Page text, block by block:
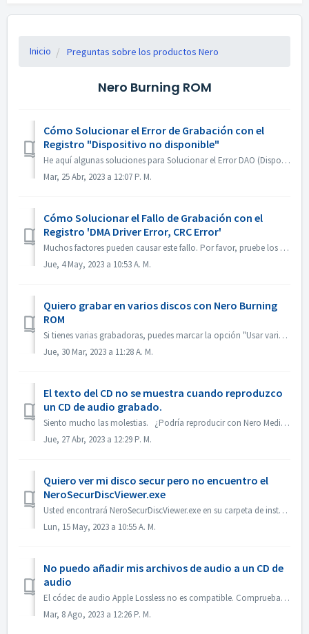
Inicio Preguntas sobre los productos Nero
Nero Burning ROM
Cómo Solucionar el Error de Grabación con el
Registro "Dispositivo no disponible"
He aquí algunas soluciones para Solucionar el Error DAO (Dispositivo no disponible). Actualizar o Deshacer el Firmware del Driver La mayoría de las veces ...
Mar, 25 Abr, 2023 a 12:07 P. M.
Cómo Solucionar el Fallo de Grabación con el
Registro 'DMA Driver Error, CRC Error'
Muchos factores pueden causar este fallo. Por favor, pruebe los siguientes métodos: 1. Cambie los cables de datos de la grabadora; 2. 2. Si está utilizando...
Jue, 4 May, 2023 a 10:53 A. M.
Quiero grabar en varios discos con Nero Burning
ROM
Si tienes varias grabadoras, puedes marcar la opción "Usar varias grabadoras" en la pestaña Grabar antes de grabar. Si no tienes varias grabado...
Jue, 30 Mar, 2023 a 11:28 A. M.
El texto del CD no se muestra cuando reproduzco
un CD de audio grabado.
Siento mucho las molestias. ¿Podría reproducir con Nero MediaHome y comprobar los metadatos? Tus reproductores deben soportar la lectura del texto del CD....
Jue, 27 Abr, 2023 a 12:29 P. M.
Quiero ver mi disco secur pero no encuentro el
NeroSecurDiscViewer.exe
Usted encontrará NeroSecurDiscViewer.exe en su carpeta de instalación, algo así como: C:\Programas (x86)\NNero\NNero 2023\NNero Burning ROM\SecurDisc Tambi...
Lun, 15 May, 2023 a 10:55 A. M.
No puedo añadir mis archivos de audio a un CD de
audio
El códec de audio Apple Lossless no es compatible. Comprueba el códec de audio de tus archivos. O envíenoslo para que lo comprobemos.
Mar, 8 Ago, 2023 a 12:26 P. M.